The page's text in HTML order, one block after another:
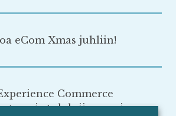
eCom Xmas juhliin!
Commerce
ja tuloksiin vuosina